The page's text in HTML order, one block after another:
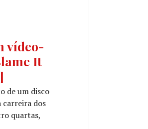
vídeo-
It
de um disco
carreira dos
quartas,
vídeo-clip para o novo single